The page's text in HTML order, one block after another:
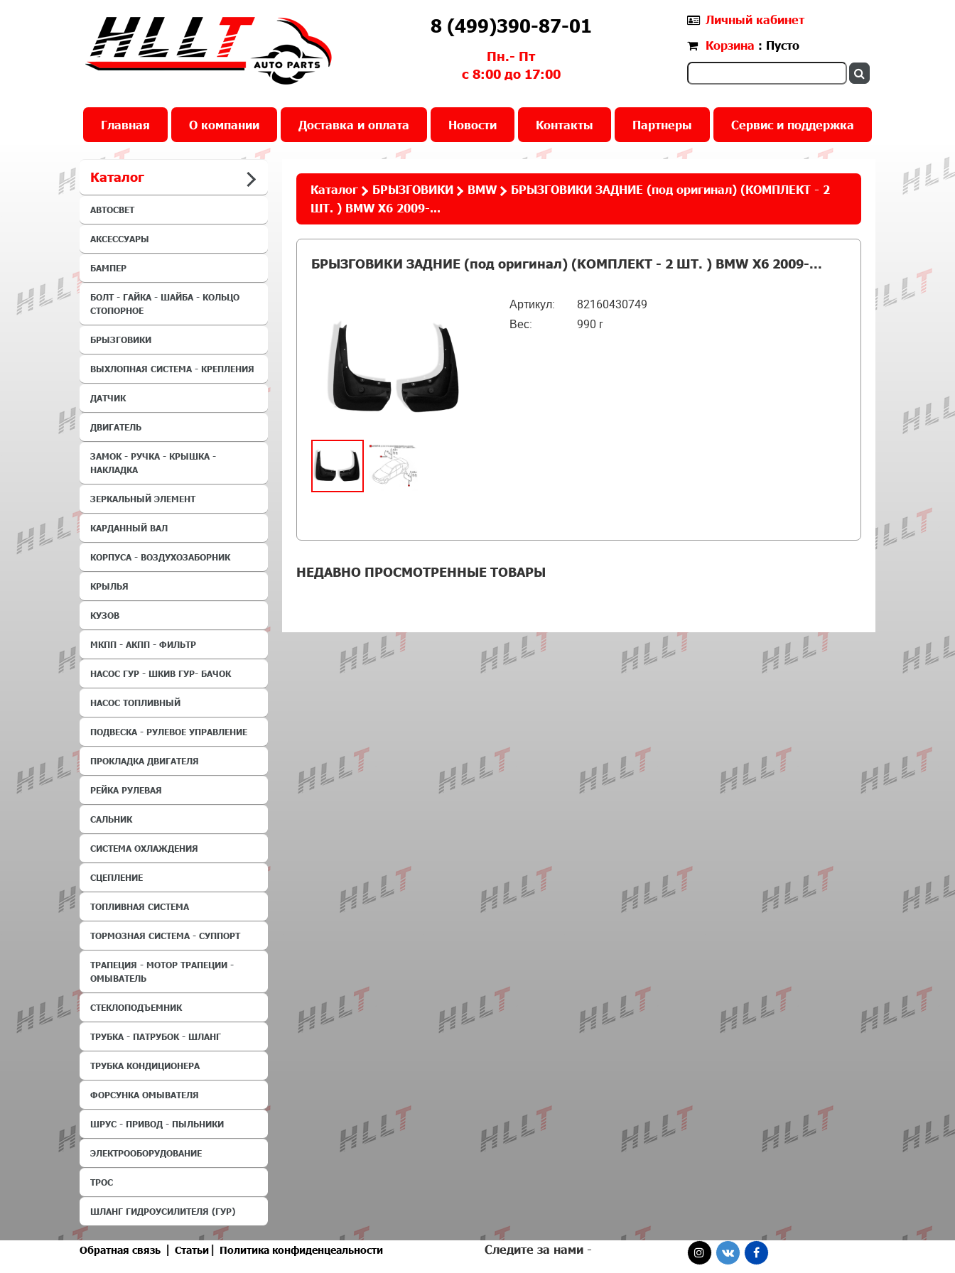
8 (499)390-87-01
Пн.- Пт
с 8:00 до 17:00
Личный кабинет
Корзина : Пусто
Главная О компании Доставка и оплата Новости Контакты Партнеры Сервис и поддержка
Каталог
АВТОСВЕТ
АКСЕССУАРЫ
БАМПЕР
БОЛТ - ГАЙКА - ШАЙБА - КОЛЬЦО
СТОПОРНОЕ
БРЫЗГОВИКИ
ВЫХЛОПНАЯ СИСТЕМА - КРЕПЛЕНИЯ
ДАТЧИК
ДВИГАТЕЛЬ
ЗАМОК - РУЧКА - КРЫШКА -
НАКЛАДКА
ЗЕРКАЛЬНЫЙ ЭЛЕМЕНТ
КАРДАННЫЙ ВАЛ
КОРПУСА - ВОЗДУХОЗАБОРНИК
КРЫЛЬЯ
КУЗОВ
МКПП - АКПП - ФИЛЬТР
НАСОС ГУР - ШКИВ ГУР- БАЧОК
НАСОС ТОПЛИВНЫЙ
ПОДВЕСКА - РУЛЕВОЕ УПРАВЛЕНИЕ
ПРОКЛАДКА ДВИГАТЕЛЯ
РЕЙКА РУЛЕВАЯ
САЛЬНИК
СИСТЕМА ОХЛАЖДЕНИЯ
СЦЕПЛЕНИЕ
ТОПЛИВНАЯ СИСТЕМА
ТОРМОЗНАЯ СИСТЕМА - СУППОРТ
ТРАПЕЦИЯ - МОТОР ТРАПЕЦИИ -
ОМЫВАТЕЛЬ
СТЕКЛОПОДЪЕМНИК
ТРУБКА - ПАТРУБОК - ШЛАНГ
ТРУБКА КОНДИЦИОНЕРА
ФОРСУНКА ОМЫВАТЕЛЯ
ШРУС - ПРИВОД - ПЫЛЬНИКИ
ЭЛЕКТРООБОРУДОВАНИЕ
ТРОС
ШЛАНГ ГИДРОУСИЛИТЕЛЯ (ГУР)
Каталог БРЫЗГОВИКИ BMW
БРЫЗГОВИКИ ЗАДНИЕ (под оригинал) (КОМПЛЕКТ - 2
ШТ. ) BMW X6 2009-...
БРЫЗГОВИКИ ЗАДНИЕ (под оригинал) (КОМПЛЕКТ - 2 ШТ. ) BMW X6 2009-...
Артикул:
82160430749
Вес:
990 г
НЕДАВНО ПРОСМОТРЕННЫЕ ТОВАРЫ
Обратная связь | Статьи | Политика конфиденцеальности Следите за нами -